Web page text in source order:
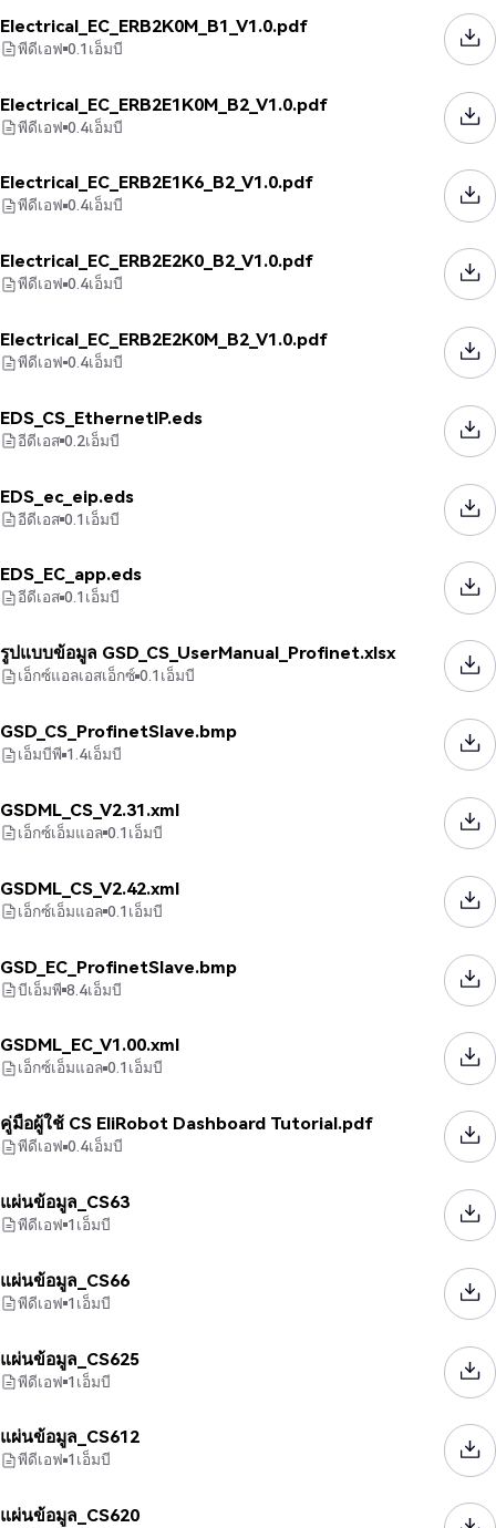
Electrical_EC_ERB2K0M_B1_V1.0.pdf
พีดีเอฟ 0.1เอ็มบี
Electrical_EC_ERB2E1K0M_B2_V1.0.pdf
พีดีเอฟ 0.4เอ็มบี
Electrical_EC_ERB2E1K6_B2_V1.0.pdf
พีดีเอฟ 0.4เอ็มบี
Electrical_EC_ERB2E2K0_B2_V1.0.pdf
พีดีเอฟ 0.4เอ็มบี
Electrical_EC_ERB2E2K0M_B2_V1.0.pdf
พีดีเอฟ 0.4เอ็มบี
EDS_CS_EthernetIP.eds
อีดีเอส 0.2เอ็มบี
EDS_ec_eip.eds
อีดีเอส 0.1เอ็มบี
EDS_EC_app.eds
อีดีเอส 0.1เอ็มบี
รูปแบบข้อมูล GSD_CS_UserManual_Profinet.xlsx
เอ็กซ์แอลเอสเอ็กซ์ 0.1เอ็มบี
GSD_CS_ProfinetSlave.bmp
เอ็มบีพี 1.4เอ็มบี
GSDML_CS_V2.31.xml
เอ็กซ์เอ็มแอล 0.1เอ็มบี
GSDML_CS_V2.42.xml
เอ็กซ์เอ็มแอล 0.1เอ็มบี
GSD_EC_ProfinetSlave.bmp
บีเอ็มพี 8.4เอ็มบี
GSDML_EC_V1.00.xml
เอ็กซ์เอ็มแอล 0.1เอ็มบี
คู่มือผู้ใช้ CS EliRobot Dashboard Tutorial.pdf
พีดีเอฟ 0.4เอ็มบี
แผ่นข้อมูล_CS63
พีดีเอฟ 1เอ็มบี
แผ่นข้อมูล_CS66
พีดีเอฟ 1เอ็มบี
แผ่นข้อมูล_CS625
พีดีเอฟ 1เอ็มบี
แผ่นข้อมูล_CS612
พีดีเอฟ 1เอ็มบี
แผ่นข้อมูล_CS620